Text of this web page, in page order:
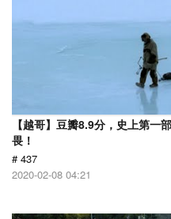
【越哥】豆瓣8.9分，史上第一
畏！
# 437
2020-02-08 04:21